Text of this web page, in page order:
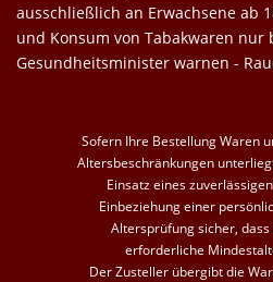
ausschließlich an Erwachsene ab
und Konsum von Tabakwaren nur
Gesundheitsminister warnen -
Sofern Ihre Bestellung Waren
Altersbeschränkungen
Einsatz eines
Einbeziehung einer
Altersprüfung sicher,
erforderliche
Der Zusteller übergibt die